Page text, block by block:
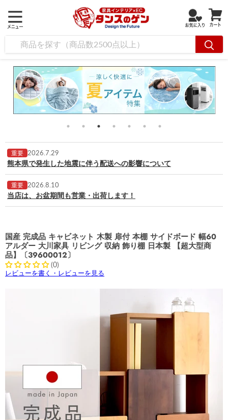
重要 2026.7.29
熊本県で発生した地震に伴う配送への影響について
重要 2026.8.10
当店は、お盆期間も営業・出荷します！
国産 完成品 キャビネット 木製 扉付 本棚 サイドボード 幅60
アルダー 大川家具 リビング 収納 飾り棚 日本製 【超大型商
品】〔39600012〕
(0)
レビューを書く・レビューを見る